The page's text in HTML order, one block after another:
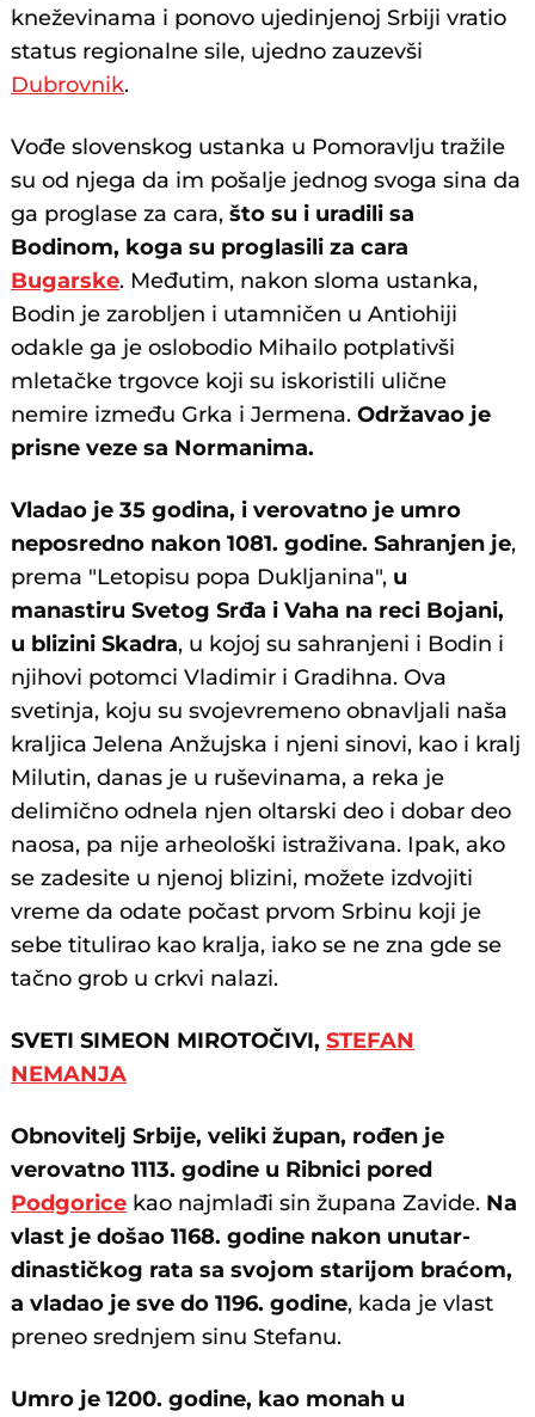
kneževinama i ponovo ujedinjenoj Srbiji vratio
status regionalne sile, ujedno zauzevši
Dubrovnik.
Vođe slovenskog ustanka u Pomoravlju tražile
su od njega da im pošalje jednog svoga sina da
ga proglase za cara,što su i uradili sa
Bodinom, koga su proglasili za cara
Bugarske. Međutim, nakon sloma ustanka,
Bodin je zarobljen i utamničen u Antiohiji
odakle ga je oslobodio Mihailo potplativši
mletačke trgovce koji su iskoristili ulične
nemire između Grka i Jermena.Održavao je
prisne veze sa Normanima.
Vladao je 35 godina, i verovatno je umro
neposredno nakon 1081. godine. Sahranjen je,
prema "Letopisu popa Dukljanina", u
manastiru Svetog Srđa i Vaha na reci Bojani,
u blizini Skadra, u kojoj su sahranjeni i Bodin i
njihovi potomci Vladimir i Gradihna. Ova
svetinja, koju su svojevremeno obnavljali naša
kraljica Jelena Anžujska i njeni sinovi, kao i kralj
Milutin, danas je u ruševinama, a reka je
delimično odnela njen oltarski deo i dobar deo
naosa, pa nije arheološki istraživana. Ipak, ako
se zadesite u njenoj blizini, možete izdvojiti
vreme da odate počast prvom Srbinu koji je
sebe titulirao kao kralja, iako se ne zna gde se
tačno grob u crkvi nalazi.
SVETI SIMEON MIROTOČIVI,STEFAN
NEMANJA
Obnovitelj Srbije, veliki župan, rođen je
verovatno 1113. godine u Ribnici pored
Podgorice kao najmlađi sin župana Zavide. Na
vlast je došao 1168. godine nakon unutar-
dinastičkog rata sa svojom starijom braćom,
a vladao je sve do 1196. godine, kada je vlast
preneo srednjem sinu Stefanu.
Umro je 1200. godine, kao monah u